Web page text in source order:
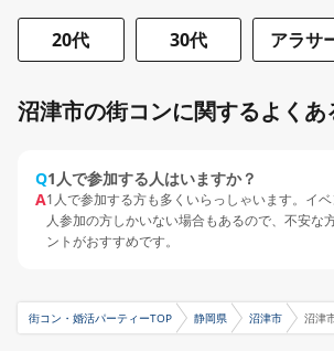
20代 30代 アラサ
沼津市の街コンに関するよくあ
Q1人で参加する人はいますか？
A1人で参加する方も多くいらっしゃいます。イ
人参加の方しかいない場合もあるので、不安な
ントがおすすめです。
街コン・婚活パーティーTOP 静岡県 沼津市 沼津